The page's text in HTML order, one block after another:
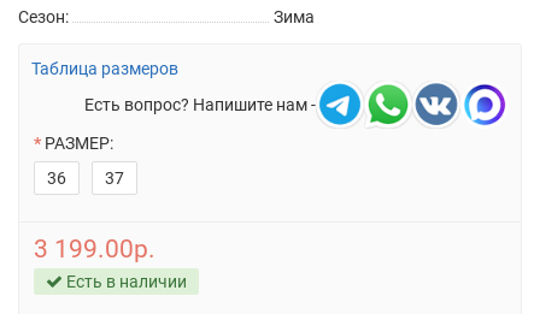
Сезон:
Зима
Таблица размеров
Есть вопрос? Напишите нам -
РАЗМЕР:
36
37
3 199.00р.
Есть в наличии